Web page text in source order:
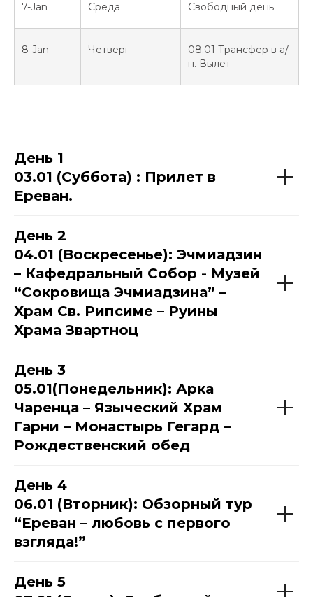
7-Jan Среда Свободный день
8-Jan Четверг
08.01 Трансфер в а/
п. Вылет
День 1
03.01 (Суббота) : Прилет в
Ереван.
День 2
04.01 (Воскресенье): Эчмиадзин
– Кафедральный Собор - Музей
“Сокровища Эчмиадзина” –
Храм Св. Рипсиме – Руины
Храма Звартноц
День 3
05.01(Понедельник): Арка
Чаренца – Языческий Храм
Гарни – Монастырь Гегард –
Рождественский обед
День 4
06.01 (Вторник): Обзорный тур
“Ереван – любовь с первого
взгляда!”
День 5